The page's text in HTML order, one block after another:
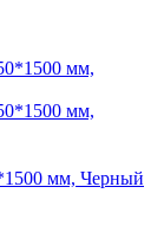
мм, Черный